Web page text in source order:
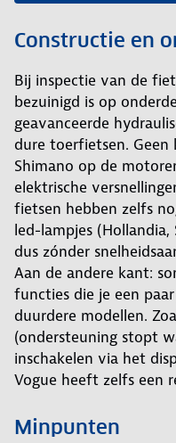
Constructie en
Bij inspectie van de
bezuinigd is op
geavanceerde
dure toerfietsen. Geen
Shimano op de
elektrische
fietsen hebben zelfs
led-lampjes (Hollandia,
dus zónder
Aan de andere kant:
functies die je een
duurdere modellen.
(ondersteuning stopt
inschakelen via het
Vogue heeft zelfs een
Minpunten